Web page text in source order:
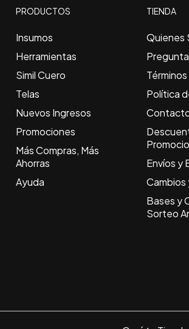
PRODUCTOS
Insumos
Herramientas
Simil Cuero
Telas
Nuevos Ingresos
Promociones
Más Compras, Más
Ahorras
Ayuda
TIENDA
Quienes
Política
Envíos y
Cambios
Bases y
Sorteo